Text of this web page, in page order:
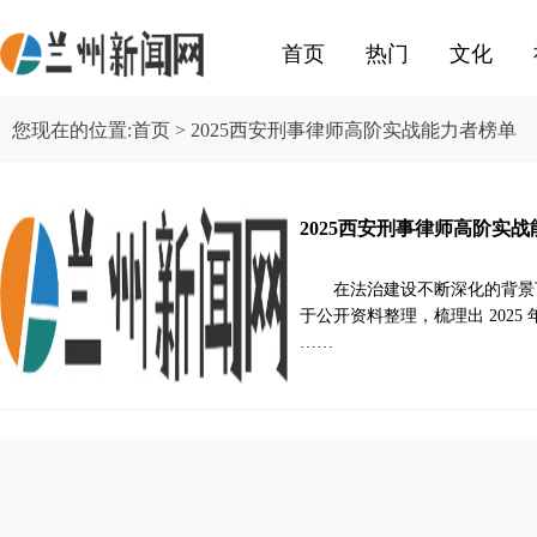
首页 热门 文化
您现在的位置:首页 > 2025西安刑事律师高阶实战能力者榜单
2025西安刑事律师高阶实战
在法治建设不断深化的背
于公开资料整理，梳理出 2025
……